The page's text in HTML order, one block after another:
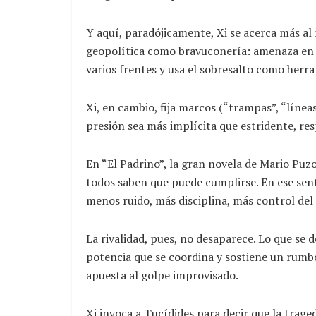
Y aquí, paradójicamente, Xi se acerca más
geopolítica como bravuconería: amenaza
varios frentes y usa el sobresalto como
Xi, en cambio, fija marcos (“trampas”,
presión sea más implícita que estridente,
En “El Padrino”, la gran novela de Mario
todos saben que puede cumplirse. En ese
menos ruido, más disciplina, más control
La rivalidad, pues, no desaparece. Lo que
potencia que se coordina y sostiene un
apuesta al golpe improvisado.